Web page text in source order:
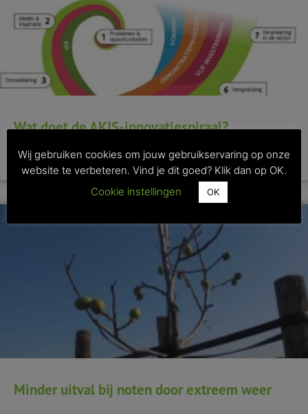
Wat doet de AKIS-innovatiespiraal?
>> Lees dit artikel
Minder uitval bij noten door extreem weer
Wij gebruiken cookies om jouw gebruikservaring op onze
website te verbeteren. Vind je dit goed? Klik dan op OK.
Cookie instellingen
OK